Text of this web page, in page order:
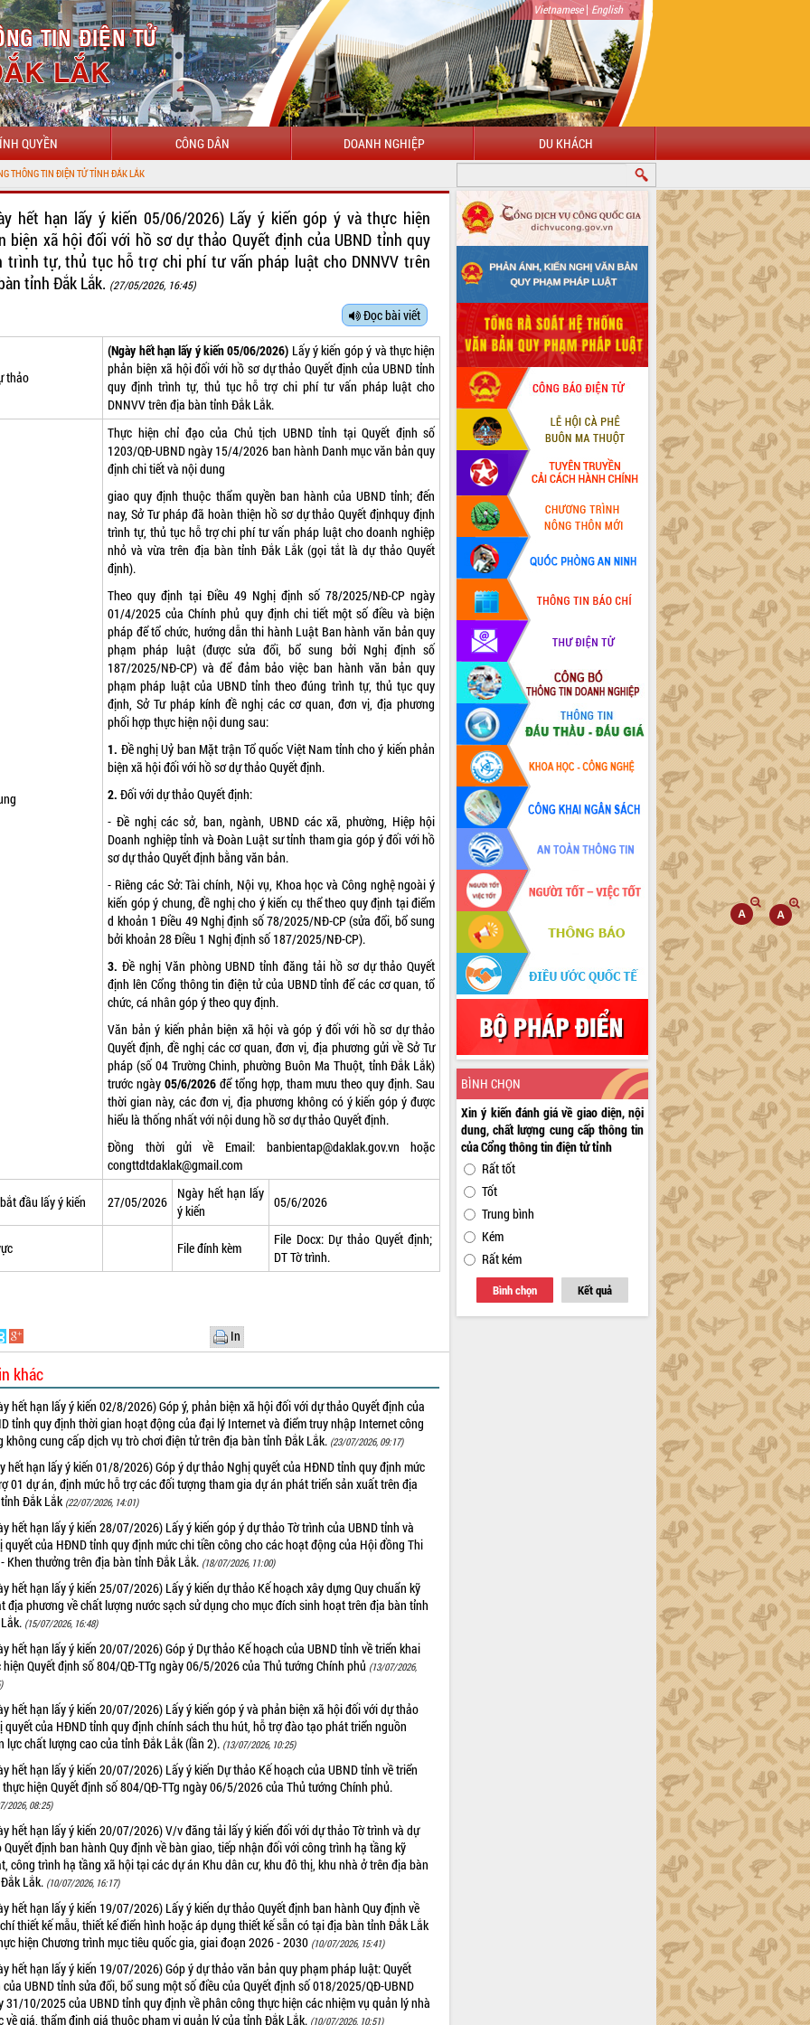
Vietnamese| English
QUYỀN CÔNG DÂN DOANH NGHIỆP DU KHÁCH
CHÀO MỪNG ĐẾN VỚI CỔNG THÔNG TIN ĐIỆN TỬ TỈNH ĐẮK LẮK
hết hạn lấy ý kiến 05/06/2026) Lấy ý kiến góp ý và thực hiện
biện xã hội đối với hồ sơ dự thảo Quyết định của UBND tỉnh quy
trình tự, thủ tục hỗ trợ chi phí tư vấn pháp luật cho DNNVV trên
tỉnh Đắk Lắk. (27/05/2026, 16:45)
Đọc bài viết
thảo
(Ngày hết hạn lấy ý kiến 05/06/2026) Lấy ý kiến góp ý và thực hiện
phản biện xã hội đối với hồ sơ dự thảo Quyết định của UBND tỉnh
quy định trình tự, thủ tục hỗ trợ chi phí tư vấn pháp luật cho
DNNVV trên địa bàn tỉnh Đắk Lắk.
Thực hiện chỉ đạo của Chủ tịch UBND tỉnh tại Quyết định số
1203/QĐ-UBND ngày 15/4/2026 ban hành Danh mục văn bản quy
định chi tiết và nội dung
giao quy định thuộc thẩm quyền ban hành của UBND tỉnh; đến
nay, Sở Tư pháp đã hoàn thiện hồ sơ dự thảo Quyết địnhquy định
trình tự, thủ tục hỗ trợ chi phí tư vấn pháp luật cho doanh nghiệp
nhỏ và vừa trên địa bàn tỉnh Đắk Lắk (gọi tắt là dự thảo Quyết
định).
Theo quy định tại Điều 49 Nghị định số 78/2025/NĐ-CP ngày
01/4/2025 của Chính phủ quy định chi tiết một số điều và biện
pháp để tổ chức, hướng dẫn thi hành Luật Ban hành văn bản quy
phạm pháp luật (được sửa đổi, bổ sung bởi Nghị định số
187/2025/NĐ-CP) và để đảm bảo việc ban hành văn bản quy
phạm pháp luật của UBND tỉnh theo đúng trình tự, thủ tục quy
định, Sở Tư pháp kính đề nghị các cơ quan, đơn vị, địa phương
phối hợp thực hiện nội dung sau:
1. Đề nghị Uỷ ban Mặt trận Tổ quốc Việt Nam tỉnh cho ý kiến phản
biện xã hội đối với hồ sơ dự thảo Quyết định.
2.Đối với dự thảo Quyết định:
- Đề nghị các sở, ban, ngành, UBND các xã, phường, Hiệp hội
Doanh nghiệp tỉnh và Đoàn Luật sư tỉnh tham gia góp ý đối với hồ
sơ dự thảo Quyết định bằng văn bản.
- Riêng các Sở: Tài chính, Nội vụ, Khoa học và Công nghệ ngoài ý
kiến góp ý chung, đề nghị cho ý kiến cụ thể theo quy định tại điểm
d khoản 1 Điều 49 Nghị định số 78/2025/NĐ-CP (sửa đổi, bổ sung
bởi khoản 28 Điều 1 Nghị định số 187/2025/NĐ-CP).
3.Đề nghị Văn phòng UBND tỉnh đăng tải hồ sơ dự thảo Quyết
định lên Cổng thông tin điện tử của UBND tỉnh để các cơ quan, tổ
chức, cá nhân góp ý theo quy định.
Văn bản ý kiến phản biện xã hội và góp ý đối với hồ sơ dự thảo
Quyết định, đề nghị các cơ quan, đơn vị, địa phương gửi về Sở Tư
pháp (số 04 Trường Chinh, phường Buôn Ma Thuột, tỉnh Đắk Lắk)
trước ngày05/6/2026 để tổng hợp, tham mưu theo quy định. Sau
thời gian này, các đơn vị, địa phương không có ý kiến góp ý được
hiểu là thống nhất với nội dung hồ sơ dự thảo Quyết định.
Đồng thời gửi về Email: banbientap@daklak.gov.vn hoặc
congttdtdaklak@gmail.com
đầu lấy ý kiến 27/05/2026
Ngày hết hạn lấy
ý kiến
05/6/2026
File đính kèm
File Docx: Dự thảo Quyết định;
DT Tờ trình.
In
khác
hết hạn lấy ý kiến 02/8/2026) Góp ý, phản biện xã hội đối với dự thảo Quyết định của
tỉnh quy định thời gian hoạt động của đại lý Internet và điểm truy nhập Internet công
không cung cấp dịch vụ trò chơi điện tử trên địa bàn tỉnh Đắk Lắk. (23/07/2026, 09:17)
hết hạn lấy ý kiến 01/8/2026) Góp ý dự thảo Nghị quyết của HĐND tỉnh quy định mức
01 dự án, định mức hỗ trợ các đối tượng tham gia dự án phát triển sản xuất trên địa
Đắk Lắk (22/07/2026, 14:01)
hết hạn lấy ý kiến 28/07/2026) Lấy ý kiến góp ý dự thảo Tờ trình của UBND tỉnh và
quyết của HĐND tỉnh quy định mức chi tiền công cho các hoạt động của Hội đồng Thi
Khen thưởng trên địa bàn tỉnh Đắk Lắk. (18/07/2026, 11:00)
hết hạn lấy ý kiến 25/07/2026) Lấy ý kiến dự thảo Kế hoạch xây dựng Quy chuẩn kỹ
địa phương về chất lượng nước sạch sử dụng cho mục đích sinh hoạt trên địa bàn tỉnh
(15/07/2026, 16:48)
hết hạn lấy ý kiến 20/07/2026) Góp ý Dự thảo Kế hoạch của UBND tỉnh về triển khai
hiện Quyết định số 804/QĐ-TTg ngày 06/5/2026 của Thủ tướng Chính phủ (13/07/2026,
hết hạn lấy ý kiến 20/07/2026) Lấy ý kiến góp ý và phản biện xã hội đối với dự thảo
quyết của HĐND tỉnh quy định chính sách thu hút, hỗ trợ đào tạo phát triển nguồn
lực chất lượng cao của tỉnh Đắk Lắk (lần 2). (13/07/2026, 10:25)
hết hạn lấy ý kiến 20/07/2026) Lấy ý kiến Dự thảo Kế hoạch của UBND tỉnh về triển
hiện Quyết định số 804/QĐ-TTg ngày 06/5/2026 của Thủ tướng Chính phủ.
2026, 08:25)
hết hạn lấy ý kiến 20/07/2026) V/v đăng tải lấy ý kiến đối với dự thảo Tờ trình và dự
Quyết định ban hành Quy định về bàn giao, tiếp nhận đối với công trình hạ tầng kỹ
công trình hạ tầng xã hội tại các dự án Khu dân cư, khu đô thị, khu nhà ở trên địa bàn
Lắk. (10/07/2026, 16:17)
hết hạn lấy ý kiến 19/07/2026) Lấy ý kiến dự thảo Quyết định ban hành Quy định về
thiết kế mẫu, thiết kế điển hình hoặc áp dụng thiết kế sẵn có tại địa bàn tỉnh Đắk Lắk
hiện Chương trình mục tiêu quốc gia, giai đoạn 2026 - 2030 (10/07/2026, 15:41)
hết hạn lấy ý kiến 19/07/2026) Góp ý dự thảo văn bản quy phạm pháp luật: Quyết
của UBND tỉnh sửa đổi, bổ sung một số điều của Quyết định số 018/2025/QĐ-UBND
31/10/2025 của UBND tỉnh quy định về phân công thực hiện các nhiệm vụ quản lý nhà
về giá, thẩm định giá thuộc phạm vi quản lý của tỉnh Đắk Lắk. (10/07/2026, 10:51)
BÌNH CHỌN
Xin ý kiến đánh giá về giao diện, nội
dung, chất lượng cung cấp thông tin
của Cổng thông tin điện tử tỉnh
Rất tốt
Tốt
Trung bình
Kém
Rất kém
Bình chọn Kết quả